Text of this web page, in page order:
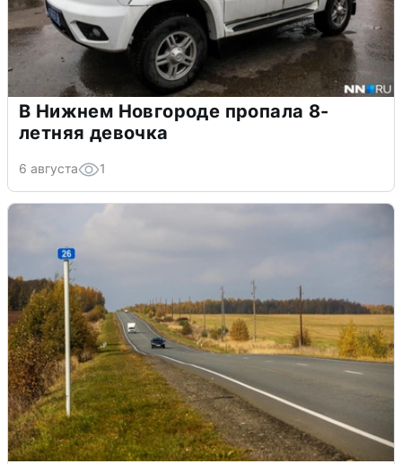
В Нижнем Новгороде пропала 8-
летняя девочка
6 августа 1